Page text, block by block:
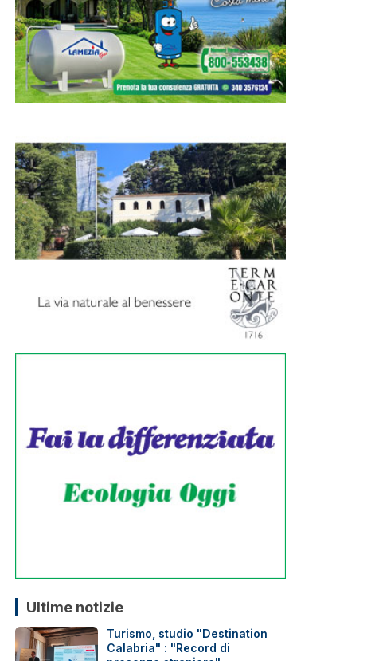
Ultime notizie
Turismo, studio "Destination
Calabria" : "Record di